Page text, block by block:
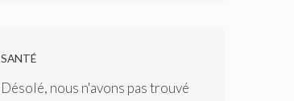
SANTÉ
Désolé, nous n'avons pas trouvé